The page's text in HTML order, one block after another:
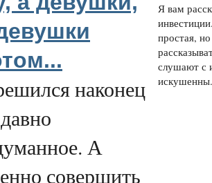
наконец
А
совершить
Я вам
простая,
слушают с